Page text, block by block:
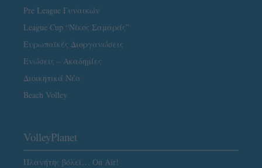
Pre League Γυναικών
League Cup “Νίκος Σαμαράς”
Ευρωπαϊκές Διοργανώσεις
Ενώσεις – Ακαδημίες
Διοικητικά Νέα
Beach Volley
VolleyPlanet
Πλανήτης βόλεϊ… On Air!